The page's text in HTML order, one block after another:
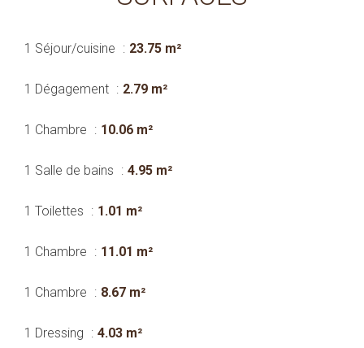
1 Séjour/cuisine 23.75 m²
1 Dégagement 2.79 m²
1 Chambre 10.06 m²
1 Salle de bains 4.95 m²
1 Toilettes 1.01 m²
1 Chambre 11.01 m²
1 Chambre 8.67 m²
1 Dressing 4.03 m²